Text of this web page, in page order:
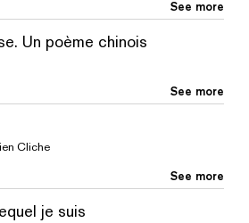
See more
Un poème chinois
See more
Cliche
See more
je suis